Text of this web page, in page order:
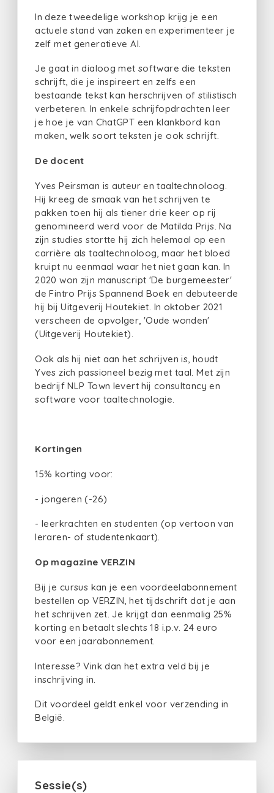
In deze tweedelige workshop krijg je een
actuele stand van zaken en experimenteer je
zelf met generatieve AI.
Je gaat in dialoog met software die teksten
schrijft, die je inspireert en zelfs een
bestaande tekst kan herschrijven of stilistisch
verbeteren. In enkele schrijfopdrachten leer
je hoe je van ChatGPT een klankbord kan
maken, welk soort teksten je ook schrijft.
De docent
Yves Peirsman is auteur en taaltechnoloog.
Hij kreeg de smaak van het schrijven te
pakken toen hij als tiener drie keer op rij
genomineerd werd voor de Matilda Prijs. Na
zijn studies stortte hij zich helemaal op een
carrière als taaltechnoloog, maar het bloed
kruipt nu eenmaal waar het niet gaan kan. In
2020 won zijn manuscript 'De burgemeester'
de Fintro Prijs Spannend Boek en debuteerde
hij bij Uitgeverij Houtekiet. In oktober 2021
verscheen de opvolger, 'Oude wonden'
(Uitgeverij Houtekiet).
Ook als hij niet aan het schrijven is, houdt
Yves zich passioneel bezig met taal. Met zijn
bedrijf NLP Town levert hij consultancy en
software voor taaltechnologie.
Kortingen
15% korting voor:
- jongeren (-26)
- leerkrachten en studenten (op vertoon van
leraren- of studentenkaart).
Op magazine VERZIN
Bij je cursus kan je een voordeelabonnement
bestellen op VERZIN, het tijdschrift dat je aan
het schrijven zet. Je krijgt dan eenmalig 25%
korting en betaalt slechts 18 i.p.v. 24 euro
voor een jaarabonnement.
Interesse? Vink dan het extra veld bij je
inschrijving in.
Dit voordeel geldt enkel voor verzending in
België.
Sessie(s)